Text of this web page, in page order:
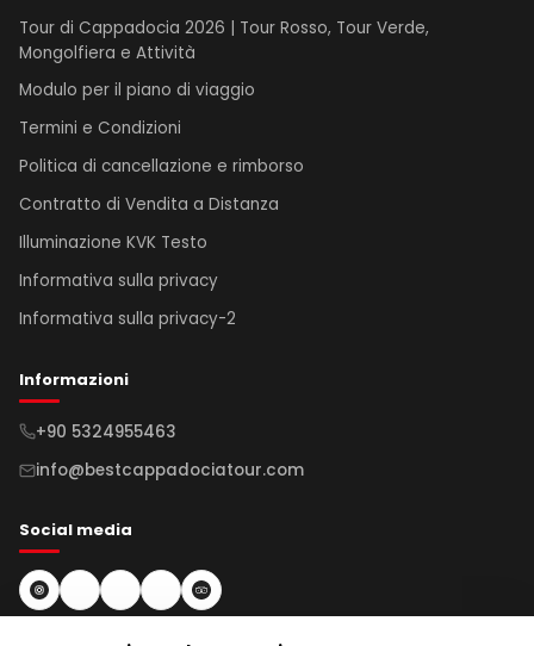
Tour di Cappadocia 2026 | Tour Rosso, Tour Verde,
Mongolfiera e Attività
Modulo per il piano di viaggio
Termini e Condizioni
Politica di cancellazione e rimborso
Contratto di Vendita a Distanza
Illuminazione KVK Testo
Informativa sulla privacy
Informativa sulla privacy-2
Informazioni
+90 5324955463
info@bestcappadociatour.com
Social media